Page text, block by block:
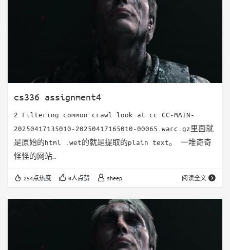
cs336 assignment4
2 Filtering common crawl look at cc CC-MAIN-
20250417135010-20250417165010-00065.warc.gz里面就
是原始的html .wet的就是提取的plain text。 一堆奇奇
怪怪的网站
mod=space&uid=4693&do=blog&classid=104&view=me
url是accessable的 看起来像是把html中…
254点热度 0人点赞 sheep 阅读全文